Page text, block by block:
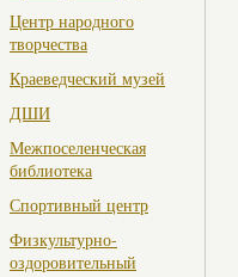
Центр народного
творчества
Краеведческий музей
ДШИ
Межпоселенческая
библиотека
Спортивный центр
Физкультурно-
оздоровительный